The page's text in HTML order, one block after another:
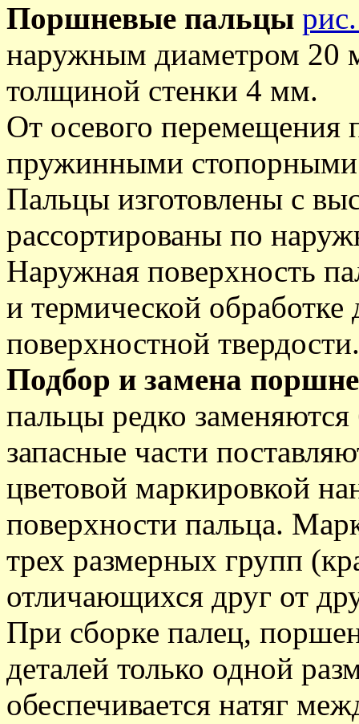
Поршневые пальцы
наружным диаметром
толщиной стенки 4 мм.
От осевого перемещения
пружинными стопорными
Пальцы изготовлены с
рассортированы по
Наружная поверхность
и термической
поверхностной твердости.
Подбор и замена
пальцы редко
запасные части
цветовой маркировкой
поверхности пальца.
трех размерных групп
отличающихся друг от
При сборке палец,
деталей только одной
обеспечивается натяг